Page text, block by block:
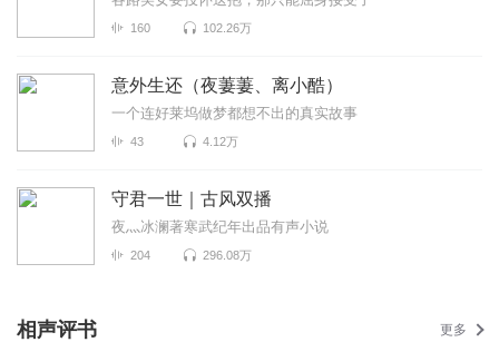
160 102.26万
意外生还（夜萋萋、离小酷）
一个连好莱坞做梦都想不出的真实故事
43 4.12万
守君一世｜古风双播
夜灬冰澜著寒武纪年出品有声小说
204 296.08万
相声评书 更多